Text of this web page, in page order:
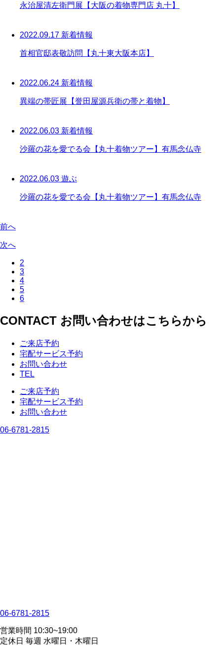
永治屋清左衛門展【大阪の着物専門店 丸十】
2022.09.17 新着情報
首相官邸表敬訪問【丸十東大阪本店】
2022.06.24 新着情報
異端の帯匠展【誉田屋源兵衛の帯と着物】
2022.06.03 新着情報
沙羅の花を愛でる会【丸十着物ツアー】有馬念仏寺
2022.06.03 遊ぶ
沙羅の花を愛でる会【丸十着物ツアー】有馬念仏寺
前へ
次へ
2
3
4
5
6
CONTACT お問い合わせはこちらから
ご来店予約
宅配サービス予約
お問い合わせ
TEL
ご来店予約
宅配サービス予約
お問い合わせ
06-6781-2815
06-6781-2815
営業時間 10:30~19:00
定休日 毎週 水曜日・木曜日